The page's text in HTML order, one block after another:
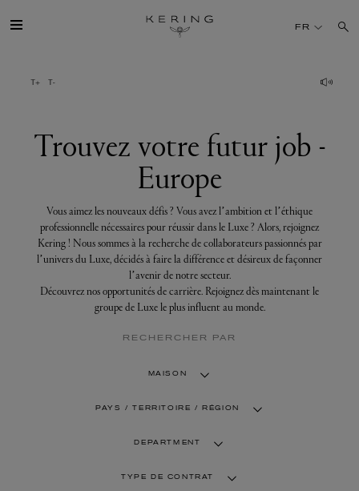
votre
futur
DÉV. DURABLE
FINANCE
PRESSE
FR
Trouvez votre futur job -
Europe
Vous aimez les nouveaux défis ? Vous avez l’ambition et l’éthique
professionnelle nécessaires pour réussir dans le Luxe ? Alors, rejoignez
Kering ! Nous sommes à la recherche de collaborateurs passionnés par
l’univers du Luxe, décidés à faire la différence et désireux de façonner
l’avenir de notre secteur.
Découvrez nos opportunités de carrière. Rejoignez dès maintenant le
groupe de Luxe le plus influent au monde.
RECHERCHER PAR
MAISON
PAYS / TERRITOIRE / RÉGION
DEPARTMENT
TYPE DE CONTRAT